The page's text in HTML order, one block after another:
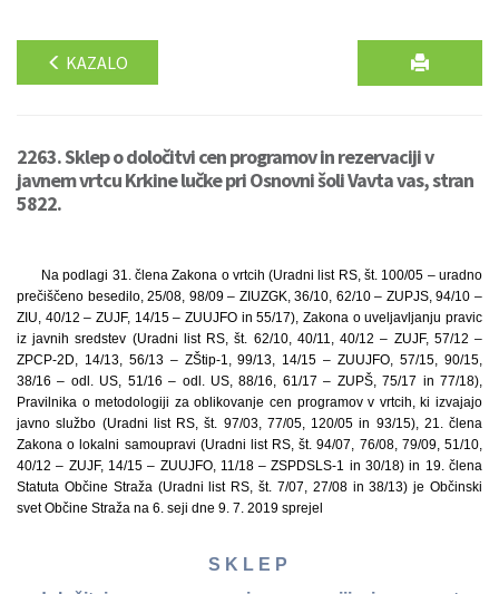
KAZALO
2263. Sklep o določitvi cen programov in rezervaciji v
javnem vrtcu Krkine lučke pri Osnovni šoli Vavta vas, stran
5822.
Na podlagi 31. člena Zakona o vrtcih (Uradni list RS, št. 100/05 – uradno
prečiščeno besedilo, 25/08, 98/09 – ZIUZGK, 36/10, 62/10 – ZUPJS, 94/10 –
ZIU, 40/12 – ZUJF, 14/15 – ZUUJFO in 55/17), Zakona o uveljavljanju pravic
iz javnih sredstev (Uradni list RS, št. 62/10, 40/11, 40/12 – ZUJF, 57/12 –
ZPCP-2D, 14/13, 56/13 – ZŠtip-1, 99/13, 14/15 – ZUUJFO, 57/15, 90/15,
38/16 – odl. US, 51/16 – odl. US, 88/16, 61/17 – ZUPŠ, 75/17 in 77/18),
Pravilnika o metodologiji za oblikovanje cen programov v vrtcih, ki izvajajo
javno službo (Uradni list RS, št. 97/03, 77/05, 120/05 in 93/15), 21. člena
Zakona o lokalni samoupravi (Uradni list RS, št. 94/07, 76/08, 79/09, 51/10,
40/12 – ZUJF, 14/15 – ZUUJFO, 11/18 – ZSPDSLS-1 in 30/18) in 19. člena
Statuta Občine Straža (Uradni list RS, št. 7/07, 27/08 in 38/13) je Občinski
svet Občine Straža na 6. seji dne 9. 7. 2019 sprejel
S K L E P